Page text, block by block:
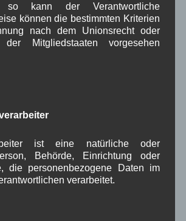
wieder auf
Schnee für das traditionelle
das von Freitag 04.03. bis
mit Start und Ziel am
Sportclub
Jubiläum.
Sie hierzu den
Online-Artikel vom
Merkur.de
Vorjahr
so kann der Verantwortliche
können die bestimmten Kriterien
nach dem Unionsrecht oder
Mitgliedstaaten vorgesehen
ist eine natürliche oder
Behörde, Einrichtung oder
die personenbezogene Daten im
verarbeitet.